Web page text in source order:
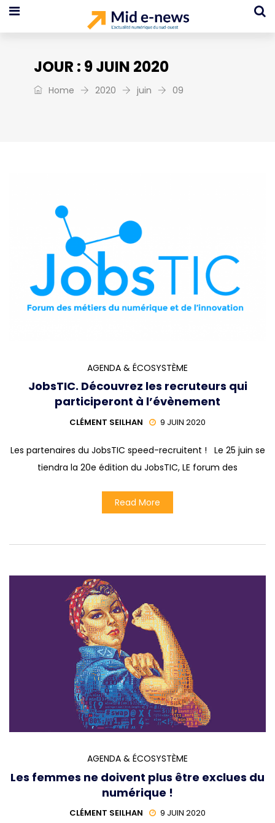
JOUR : 9 JUIN 2020
Home 2020 juin 09
AGENDA & ÉCOSYSTÈME
JobsTIC. Découvrez les recruteurs qui
participeront à l’évènement
CLÉMENT SEILHAN 9 JUIN 2020
Les partenaires du JobsTIC speed-recruitent ! Le 25 juin se
tiendra la 20e édition du JobsTIC, LE forum des
Read More
AGENDA & ÉCOSYSTÈME
Les femmes ne doivent plus être exclues du
numérique !
CLÉMENT SEILHAN 9 JUIN 2020